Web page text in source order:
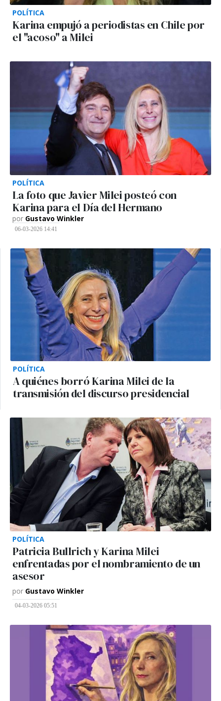
POLÍTICA
Karina empujó a periodistas en Chile por
el "acoso" a Milei
POLÍTICA
La foto que Javier Milei posteó con
Karina para el Día del Hermano
por Gustavo Winkler
06-03-2026 14:41
POLÍTICA
A quiénes borró Karina Milei de la
transmisión del discurso presidencial
POLÍTICA
Patricia Bullrich y Karina Milei
enfrentadas por el nombramiento de un
asesor
por Gustavo Winkler
04-03-2026 05:51